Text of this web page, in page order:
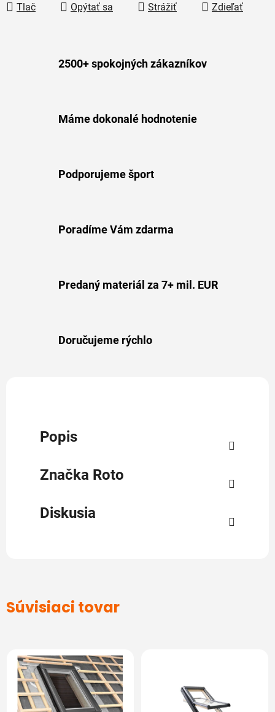
Tlač Opýtať sa Strážiť Zdieľať
2500+ spokojných zákazníkov
Máme dokonalé hodnotenie
Podporujeme šport
Poradíme Vám zdarma
Predaný materiál za 7+ mil. EUR
Doručujeme rýchlo
Popis
Značka Roto
Diskusia
Súvisiaci tovar